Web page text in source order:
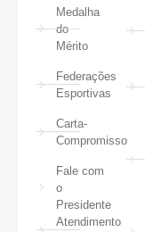
Medalha
do
Mérito
Federações
Esportivas
Carta-
Compromisso
Fale com
o
Presidente
Atendimento